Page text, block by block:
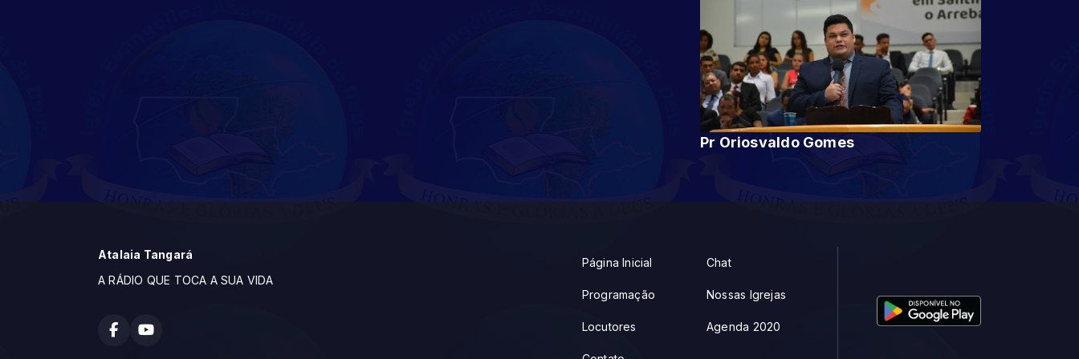
Pr Oriosvaldo Gomes
Atalaia Tangará
A RÁDIO QUE TOCA A SUA VIDA
Página Inicial
Programação
Locutores
Chat
Nossas Igrejas
Agenda 2020